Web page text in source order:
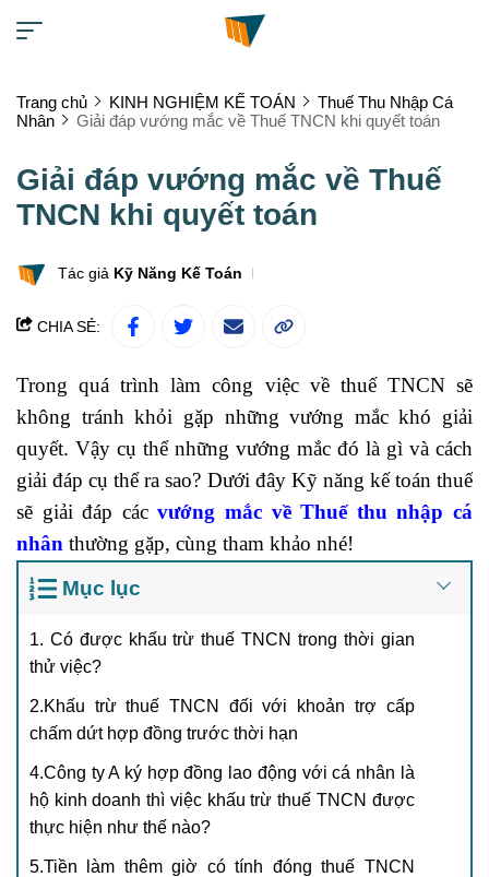
Trang chủ KINH NGHIỆM KẾ TOÁN
Thuế Thu Nhập Cá
Nhân
Giải đáp vướng mắc về Thuế TNCN khi quyết toán
Giải đáp vướng mắc về Thuế
TNCN khi quyết toán
Tác giả Kỹ Năng Kế Toán
CHIA SẺ:
Trong quá trình làm công việc về thuế TNCN sẽ
không tránh khỏi gặp những vướng mắc khó giải
quyết. Vậy cụ thể những vướng mắc đó là gì và cách
giải đáp cụ thể ra sao? Dưới đây Kỹ năng kế toán thuế
sẽ giải đáp cácvướng mắc về Thuế thu nhập cá
nhân thường gặp, cùng tham khảo nhé!
Mục lục
1. Có được khấu trừ thuế TNCN trong thời gian
thử việc?
2.Khấu trừ thuế TNCN đối với khoản trợ cấp
chấm dứt hợp đồng trước thời hạn
4.Công ty A ký hợp đồng lao động với cá nhân là
hộ kinh doanh thì việc khấu trừ thuế TNCN được
thực hiện như thế nào?
5.Tiền làm thêm giờ có tính đóng thuế TNCN